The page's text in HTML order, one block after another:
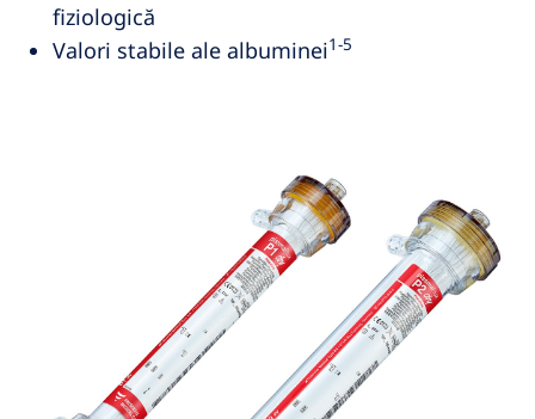
fiziologică
Valori stabile ale albuminei1-5